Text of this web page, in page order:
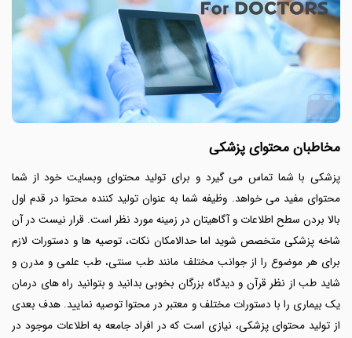
مخاطبان محتوای پزشکی
پزشکی با شما تماس می گیرد و برای تولید محتوای وبسایت خود از شما
محتوای مفید می خواهد. وظیفه شما به عنوان تولید کننده محتوا در قدم اول
بالا بردن سطح اطلاعات و آگاهیتان در زمینه مورد نظر است. قرار نیست در آن
شاخه پزشکی متخصص شوید اما حدالامکان نکات، توصیه ها و دستورات لازم
برای هر موضوع را از جوانب مختلف مانند طب سنتی، طب علمی و مدرن و
شاید طب از نظر قرآن و دیدگاه بزرگان بخوبی بدانید و بتوانید راه های درمان
یک بیماری را با دستورات مختلف و معتبر در محتوا توصیه نمایید. هدف بعدی
از تولید محتوای پزشکی، نیازی است که در افراد جامعه به اطلاعات موجود در